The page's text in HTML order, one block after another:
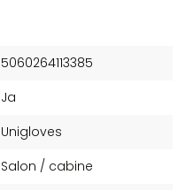
5060264113385
Ja
Unigloves
Salon / cabine